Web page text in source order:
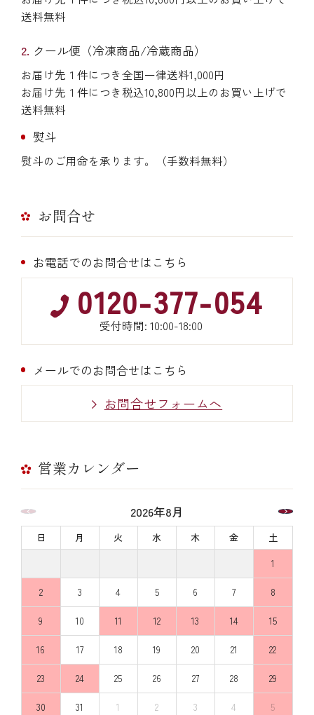
送料無料
クール便（冷凍商品/冷蔵商品）
お届け先１件につき全国一律送料1,000円
お届け先１件につき税込10,800円以上のお買い上げで
送料無料
熨斗
熨斗のご用命を承ります。（手数料無料）
お問合せ
お電話でのお問合せはこちら
0120-377-054
受付時間: 10:00-18:00
メールでのお問合せはこちら
お問合せフォームへ
営業カレンダー
2026年8月
日 月 火 水 木 金
土
1
2 3 4 5 6 7 8
9 10 11 12 13 14 15
16 17 18 19 20 21 22
23 24 25 26 27 28 29
30 31 1 2 3 4 5